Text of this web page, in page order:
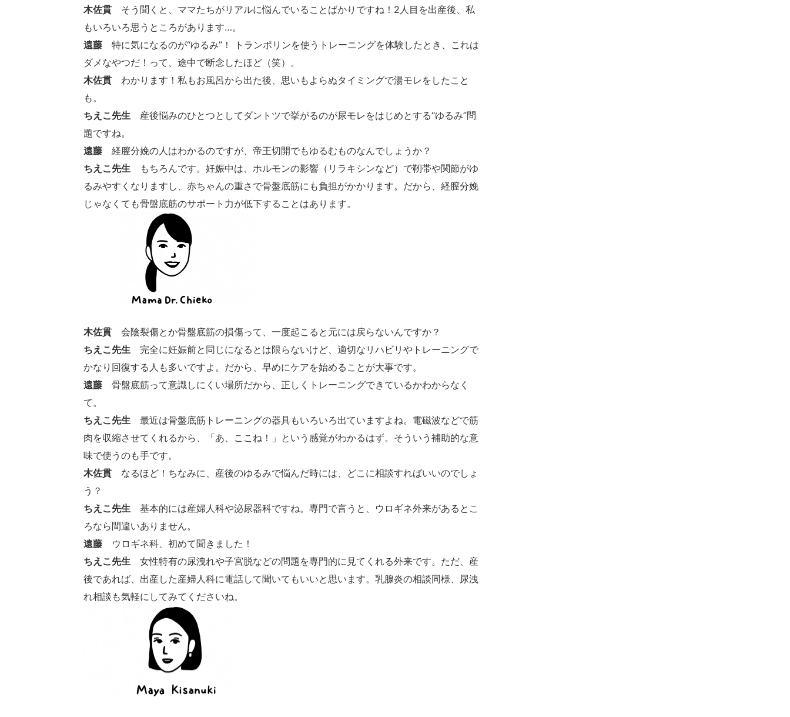
木佐貫 そう聞くと、ママたちがリアルに悩んでいることばかりですね！2人目を出産後、私
もいろいろ思うところがあります…。
遠藤 特に気になるのが“ゆるみ”！ トランポリンを使うトレーニングを体験したとき、これは
ダメなやつだ！って、途中で断念したほど（笑）。
木佐貫 わかります！私もお風呂から出た後、思いもよらぬタイミングで湯モレをしたこと
も。
ちえこ先生 産後悩みのひとつとしてダントツで挙がるのが尿モレをはじめとする“ゆるみ”問
題ですね。
遠藤 経膣分娩の人はわかるのですが、帝王切開でもゆるむものなんでしょうか？
ちえこ先生 もちろんです。妊娠中は、ホルモンの影響（リラキシンなど）で靭帯や関節がゆ
るみやすくなりますし、赤ちゃんの重さで骨盤底筋にも負担がかかります。だから、経膣分娩
じゃなくても骨盤底筋のサポート力が低下することはあります。
木佐貫 会陰裂傷とか骨盤底筋の損傷って、一度起こると元には戻らないんですか？
ちえこ先生 完全に妊娠前と同じになるとは限らないけど、適切なリハビリやトレーニングで
かなり回復する人も多いですよ。だから、早めにケアを始めることが大事です。
遠藤 骨盤底筋って意識しにくい場所だから、正しくトレーニングできているかわからなく
て。
ちえこ先生 最近は骨盤底筋トレーニングの器具もいろいろ出ていますよね。電磁波などで筋
肉を収縮させてくれるから、「あ、ここね！」という感覚がわかるはず。そういう補助的な意
味で使うのも手です。
木佐貫 なるほど！ちなみに、産後のゆるみで悩んだ時には、どこに相談すればいいのでしょ
う？
ちえこ先生 基本的には産婦人科や泌尿器科ですね。専門で言うと、ウロギネ外来があるとこ
ろなら間違いありません。
遠藤 ウロギネ科、初めて聞きました！
ちえこ先生 女性特有の尿洩れや子宮脱などの問題を専門的に見てくれる外来です。ただ、産
後であれば、出産した産婦人科に電話して聞いてもいいと思います。乳腺炎の相談同様、尿洩
れ相談も気軽にしてみてくださいね。